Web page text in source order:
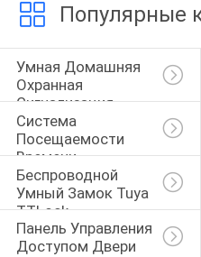
Популярные
Умная Домашняя
Охранная
Сигнализация
Система
Посещаемости
Времени
Отпечатка Пальцев
Беспроводной
Умный Замок Tuya
TTLock
Панель Управления
Доступом Двери